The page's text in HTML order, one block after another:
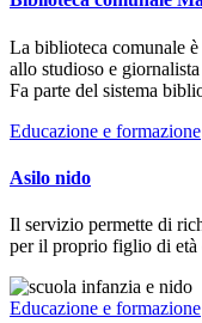
La biblioteca comunale
allo studioso e
Fa parte del sistema
Educazione e formazione
Asilo nido
Il servizio permette di
per il proprio figlio di età
Educazione e formazione